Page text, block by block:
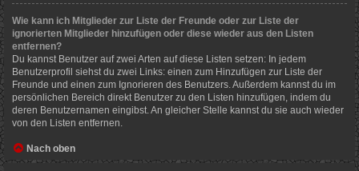
Wie kann ich Mitglieder zur Liste der Freunde oder zur Liste der
ignorierten Mitglieder hinzufügen oder diese wieder aus den Listen
entfernen?
Du kannst Benutzer auf zwei Arten auf diese Listen setzen: In jedem
Benutzerprofil siehst du zwei Links: einen zum Hinzufügen zur Liste der
Freunde und einen zum Ignorieren des Benutzers. Außerdem kannst du im
persönlichen Bereich direkt Benutzer zu den Listen hinzufügen, indem du
deren Benutzernamen eingibst. An gleicher Stelle kannst du sie auch wieder
von den Listen entfernen.
Nach oben